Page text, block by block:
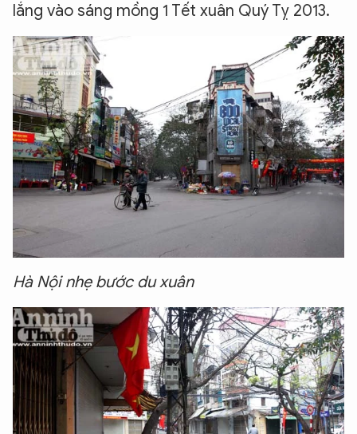
lắng vào sáng mồng 1 Tết xuân Quý Tỵ 2013.
Hà Nội nhẹ bước du xuân